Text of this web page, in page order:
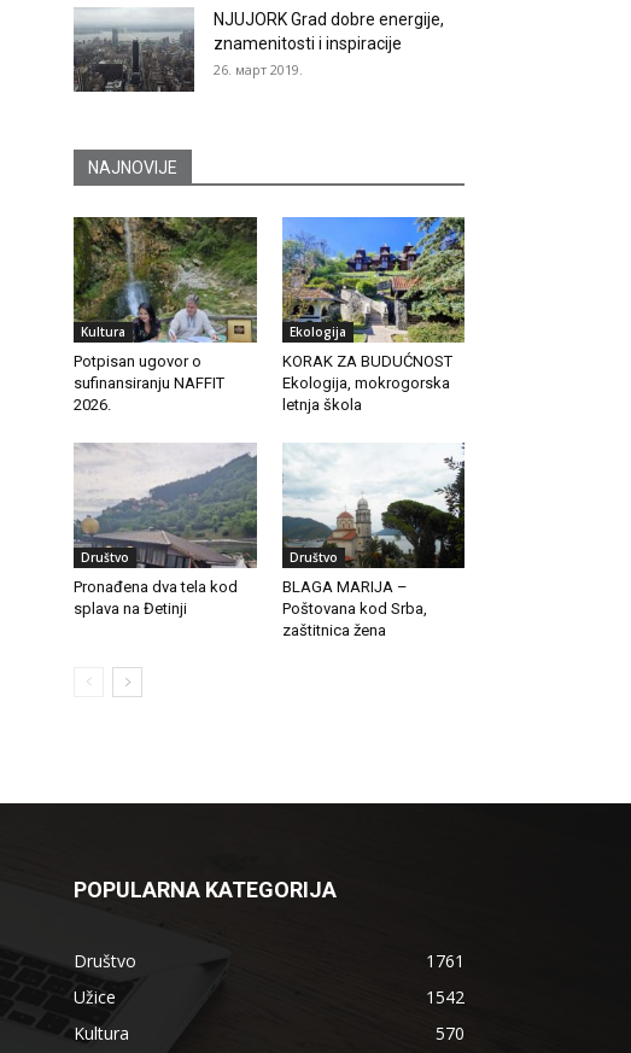
NJUJORK Grad dobre energije,
znamenitosti i inspiracije
26. март 2019.
NAJNOVIJE
Kultura
Potpisan ugovor o
sufinansiranju NAFFIT
2026.
Ekologija
KORAK ZA BUDUĆNOST
Ekologija, mokrogorska
letnja škola
Društvo
Pronađena dva tela kod
splava na Đetinji
Društvo
BLAGA MARIJA –
Poštovana kod Srba,
zaštitnica žena
POPULARNA KATEGORIJA
Društvo
1761
Užice
1542
Kultura
570